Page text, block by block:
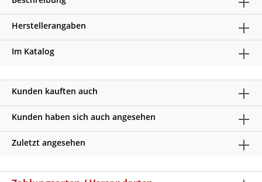
Herstellerangaben
Im Katalog
Kunden kauften auch
Kunden haben sich auch angesehen
Zuletzt angesehen